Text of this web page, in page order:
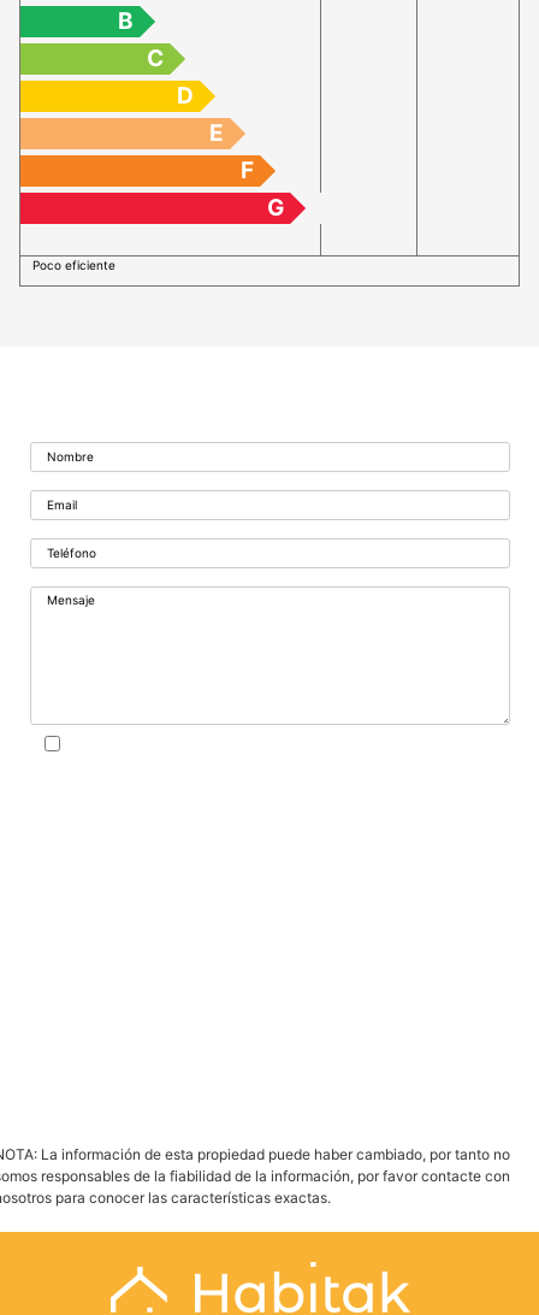
B
C
D
E
F
G
Poco eficiente
La información de esta propiedad puede haber cambiado, por tanto no
responsables de la fiabilidad de la información, por favor contacte con
para conocer las características exactas.